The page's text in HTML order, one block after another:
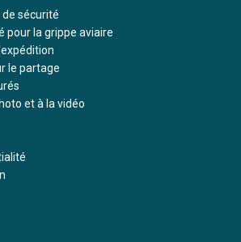
sécurité
pour la grippe aviaire
le partage
et à la vidéo